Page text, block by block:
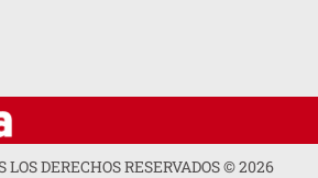
LOS DERECHOS RESERVADOS ©2026